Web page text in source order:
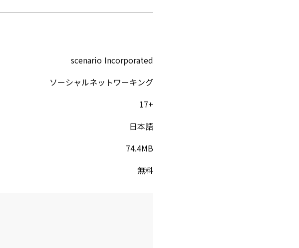
scenario Incorporated
ソーシャルネットワーキング
17+
日本語
74.4MB
無料